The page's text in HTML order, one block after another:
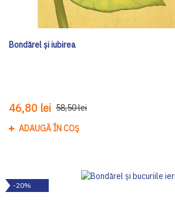
Bondărel și iubirea
46,80 lei 58,50 lei
ADAUGĂ ÎN COȘ
-20%